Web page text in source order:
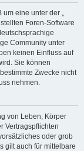
um eine unter der „
Foren-Software
Community unter
keinen Einfluss auf
Sie können
Zwecke nicht
nehmen.
von Leben, Körper
Vertragspflichten
oder grob
gilt auch für mittelbare